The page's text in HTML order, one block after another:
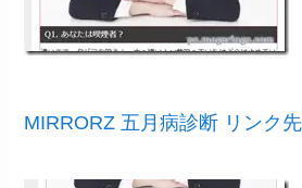
MIRRORZ 五月病診断 リンク